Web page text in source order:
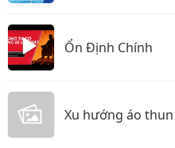
Ổn Định Chính
Xu hướng áo